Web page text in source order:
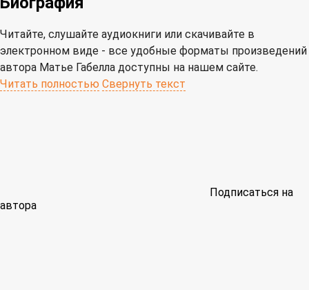
Читайте, слушайте аудиокниги или скачивайте в
электронном виде - все удобные форматы произведений
автора Матье Габелла доступны на нашем сайте.
Читать полностью Свернуть текст
Подписаться на
автора